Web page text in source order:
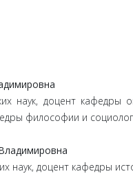
наук, доцент
философии и
наук, доцент кафедры